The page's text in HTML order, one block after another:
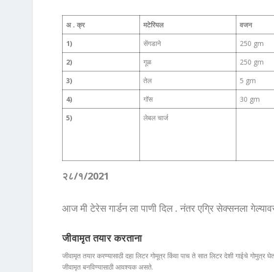
अ . क्र मटेरियल वजन
1)
सेंगडाने 250 gm
2)
गूळ 250 gm
3)
तेल 5 gm
4)
गॉस 30 gm
5)
लेबल चार्ज
२८/१/2021
आज मी टेरेस गार्डन ला पाणी दिल . नंतर एग्रि सेक्सनला
जीवामृत तयार करताना
जीवामृत तयार करण्यासाठी दहा लिटर गोमूत्र किंवा पाच ते सात लिटर देशी गाईचे
जीवामृत बनविण्यासाठी आवश्यक असते.